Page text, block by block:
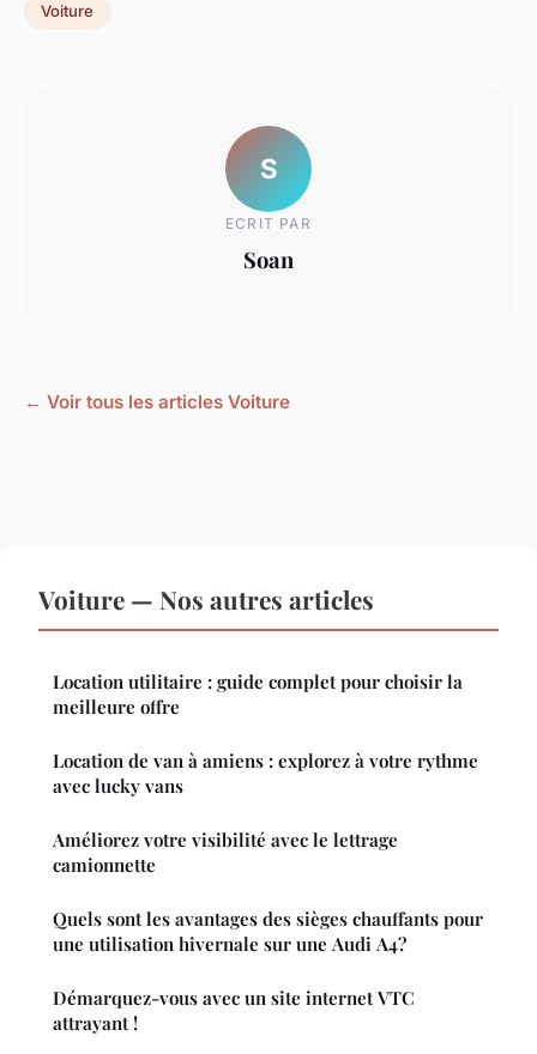
Voiture
S
ECRIT PAR
Soan
← Voir tous les articles Voiture
Voiture — Nos autres articles
Location utilitaire : guide complet pour choisir la
meilleure offre
Location de van à amiens : explorez à votre rythme
avec lucky vans
Améliorez votre visibilité avec le lettrage
camionnette
Quels sont les avantages des sièges chauffants pour
une utilisation hivernale sur une Audi A4?
Démarquez-vous avec un site internet VTC
attrayant !